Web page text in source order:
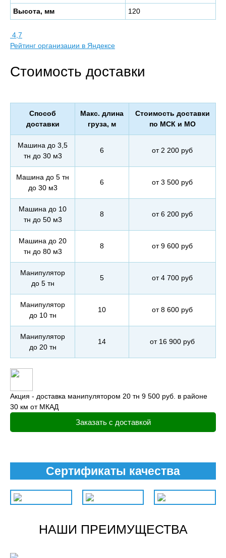
Высота, мм
120
4,7
Рейтинг организации в Яндексе
Стоимость доставки
Способ
доставки
Макс. длина
груза, м
Стоимость доставки
по МСК и МО
Машина до 3,5
тн до 30 м3
6 от 2 200 руб
Машина до 5 тн
до 30 м3
6 от 3 500 руб
Машина до 10
тн до 50 м3
8 от 6 200 руб
Машина до 20
тн до 80 м3
8 от 9 600 руб
Манипулятор
до 5 тн
5 от 4 700 руб
Манипулятор
до 10 тн
10 от 8 600 руб
Манипулятор
до 20 тн
14 от 16 900 руб
Акция - доставка манипулятором 20 тн 9 500 руб. в районе
30 км от МКАД
Заказать с доставкой
Сертификаты качества
НАШИ ПРЕИМУЩЕСТВА